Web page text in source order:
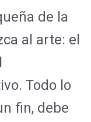
de la
al arte: el
Todo lo
fin, debe